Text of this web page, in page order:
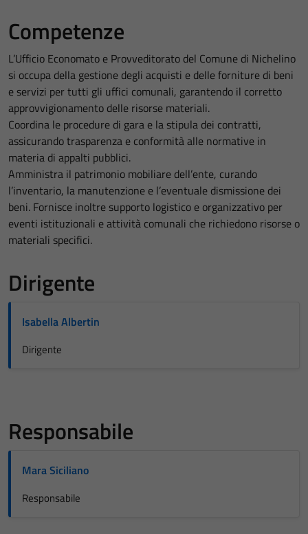
Competenze
L’Ufficio Economato e Provveditorato del Comune di Nichelino
si occupa della gestione degli acquisti e delle forniture di beni
e servizi per tutti gli uffici comunali, garantendo il corretto
approvvigionamento delle risorse materiali.
Coordina le procedure di gara e la stipula dei contratti,
assicurando trasparenza e conformità alle normative in
materia di appalti pubblici.
Amministra il patrimonio mobiliare dell’ente, curando
l’inventario, la manutenzione e l’eventuale dismissione dei
beni. Fornisce inoltre supporto logistico e organizzativo per
eventi istituzionali e attività comunali che richiedono risorse o
materiali specifici.
Dirigente
Isabella Albertin
Dirigente
Responsabile
Mara Siciliano
Responsabile